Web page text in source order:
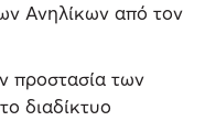
Ανηλίκων από τον
προστασία των
διαδίκτυο